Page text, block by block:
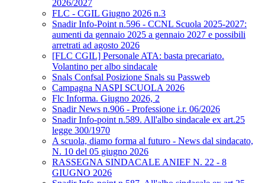
2026/2027
FLC - CGIL Giugno 2026 n.3
Snadir Info-Point n.596 - CCNL Scuola 2025-2027:
aumenti da gennaio 2025 a gennaio 2027 e possibili
arretrati ad agosto 2026
[FLC CGIL] Personale ATA: basta precariato.
Volantino per albo sindacale
Snals Confsal Posizione Snals su Passweb
Campagna NASPI SCUOLA 2026
Flc Informa. Giugno 2026, 2
Snadir News n.906 - Professione i.r. 06/2026
Snadir Info-point n.589. All'albo sindacale ex art.25
legge 300/1970
A scuola, diamo forma al futuro - News dal sindacato,
N. 10 del 05 giugno 2026
RASSEGNA SINDACALE ANIEF N. 22 - 8
GIUGNO 2026